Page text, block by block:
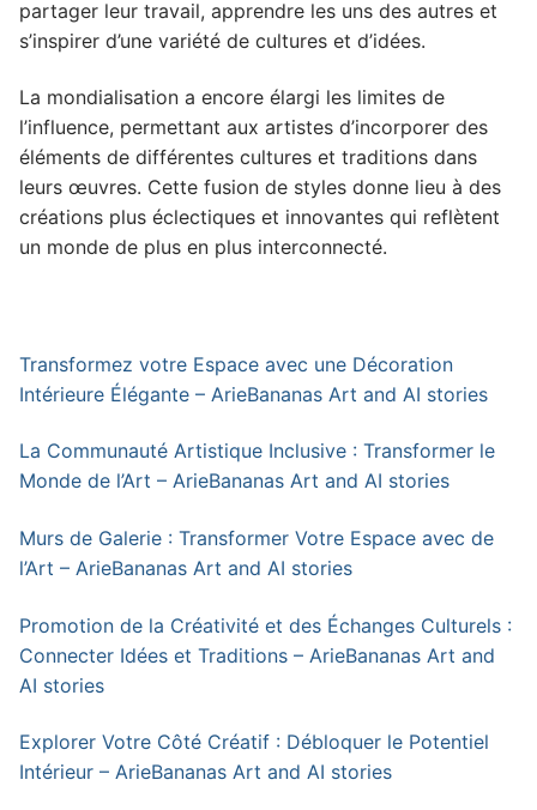
partager leur travail, apprendre les uns des autres et
s’inspirer d’une variété de cultures et d’idées.
La mondialisation a encore élargi les limites de
l’influence, permettant aux artistes d’incorporer des
éléments de différentes cultures et traditions dans
leurs œuvres. Cette fusion de styles donne lieu à des
créations plus éclectiques et innovantes qui reflètent
un monde de plus en plus interconnecté.
Transformez votre Espace avec une Décoration
Intérieure Élégante – ArieBananas Art and AI stories
La Communauté Artistique Inclusive : Transformer le
Monde de l’Art – ArieBananas Art and AI stories
Murs de Galerie : Transformer Votre Espace avec de
l’Art – ArieBananas Art and AI stories
Promotion de la Créativité et des Échanges Culturels :
Connecter Idées et Traditions – ArieBananas Art and
AI stories
Explorer Votre Côté Créatif : Débloquer le Potentiel
Intérieur – ArieBananas Art and AI stories